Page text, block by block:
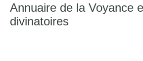
Annuaire de la Voyance
divinatoires